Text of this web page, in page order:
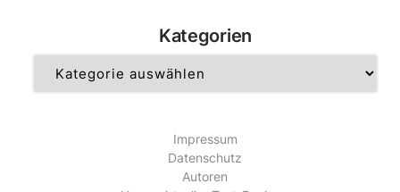
Kategorien
Impressum
Datenschutz
Autoren